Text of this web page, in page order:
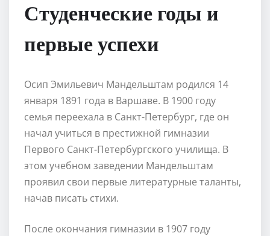
Студенческие годы и
первые успехи
Осип Эмильевич Мандельштам родился 14
января 1891 года в Варшаве. В 1900 году
семья переехала в Санкт-Петербург, где он
начал учиться в престижной гимназии
Первого Санкт-Петербургского училища. В
этом учебном заведении Мандельштам
проявил свои первые литературные таланты,
начав писать стихи.
После окончания гимназии в 1907 году